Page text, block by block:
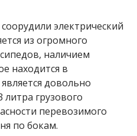
электрический
из огромного
наличием
находится в
довольно
грузового
перевозимого
по бокам.